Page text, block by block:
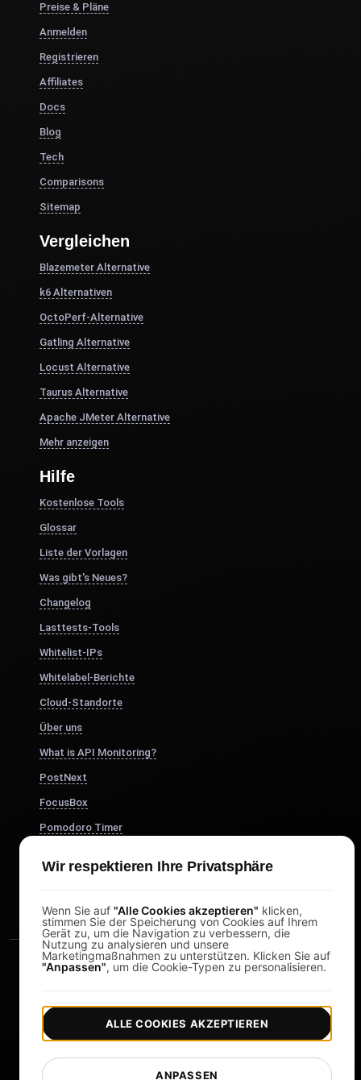
Preise & Pläne
Anmelden
Registrieren
Affiliates
Docs
Blog
Tech
Comparisons
Sitemap
Vergleichen
Blazemeter Alternative
k6 Alternativen
OctoPerf-Alternative
Gatling Alternative
Locust Alternative
Taurus Alternative
Apache JMeter Alternative
Mehr anzeigen
Hilfe
Kostenlose Tools
Glossar
Liste der Vorlagen
Was gibt's Neues?
Changelog
Lasttests-Tools
Whitelist-IPs
Whitelabel-Berichte
Cloud-Standorte
Über uns
What is API Monitoring?
PostNext
FocusBox
Pomodoro Timer
DesignerBox
Copyright © 2026 LoadFocus | Geschäftsbedingungen |
Datenschutzrichtlinie | Datenschutz |
Wir respektieren Ihre Privatsphäre
Wenn Sie auf "Alle Cookies akzeptieren" klicken,
stimmen Sie der Speicherung von Cookies auf Ihrem
Gerät zu, um die Navigation zu verbessern, die
Nutzung zu analysieren und unsere
Marketingmaßnahmen zu unterstützen. Klicken Sie auf
"Anpassen", um die Cookie-Typen zu personalisieren.
ANPASSEN
ALLE COOKIES AKZEPTIEREN